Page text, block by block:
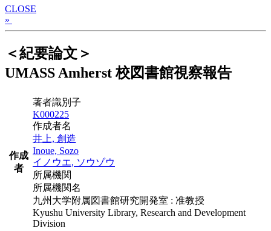
CLOSE
»
＜紀要論文＞
UMASS Amherst 校図書館視察報告
作成
者
著者識別子
K000225
作成者名
井上, 創造
Inoue, Sozo
イノウエ, ソウゾウ
所属機関
所属機関名
九州大学附属図書館研究開発室 : 准教授
Kyushu University Library, Research and Development
Division